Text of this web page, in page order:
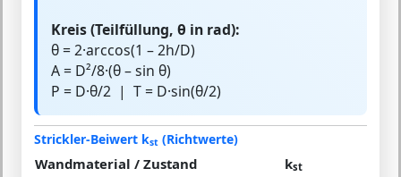
Kreis (Teilfüllung, θ in rad):
θ = 2·arccos(1 – 2h/D)
A = D²/8·(θ – sin θ)
P = D·θ/2 | T = D·sin(θ/2)
Strickler-Beiwert kst (Richtwerte)
Wandmaterial / Zustand kst